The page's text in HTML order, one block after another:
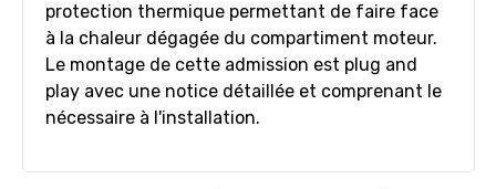
protection thermique permettant de faire face
à la chaleur dégagée du compartiment moteur.
Le montage de cette admission est plug and
play avec une notice détaillée et comprenant le
nécessaire à l'installation.